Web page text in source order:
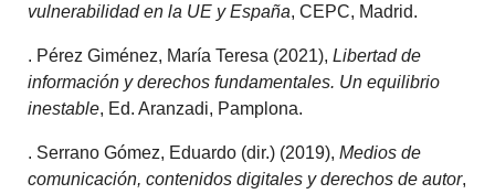
vulnerabilidad en la UE y España, CEPC, Madrid.
. Pérez Giménez, María Teresa (2021),Libertad de
información y derechos fundamentales. Un equilibrio
inestable, Ed. Aranzadi, Pamplona.
. Serrano Gómez, Eduardo (dir.) (2019),Medios de
comunicación, contenidos digitales y derechos de autor,